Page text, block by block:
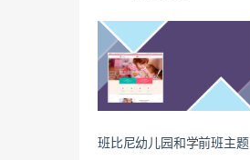
班比尼幼儿园和学前班主题